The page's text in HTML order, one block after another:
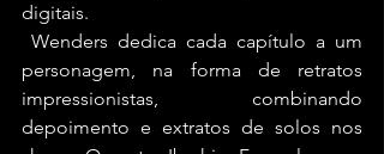
digitais.
personagem, na forma de retratos
impressionistas, combinando
depoimento e extratos de solos nos